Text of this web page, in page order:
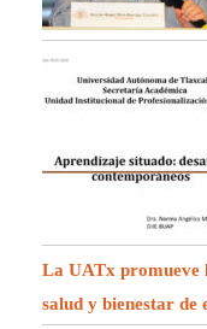
La UATx promueve
salud y bienestar de